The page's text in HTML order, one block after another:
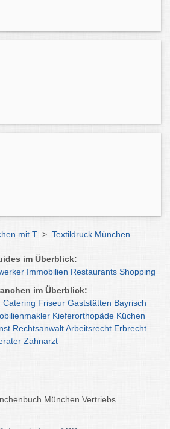
mit T > Textildruck München
im Überblick:
Immobilien Restaurants Shopping
im Überblick:
Catering Friseur Gaststätten Bayrisch
Kieferorthopäde Küchen
RechtsanwaltArbeitsrecht Erbrecht
Zahnarzt
München Vertriebs